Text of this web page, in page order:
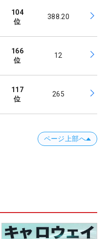
104
位
388.20
166
位
12
117
位
265
ページ上部へ